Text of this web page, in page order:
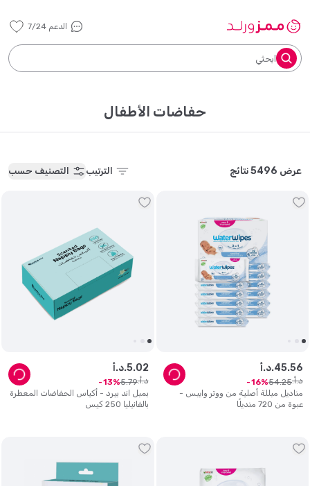
الدعم 7/24
ابحثي
حفاضات الأطفال
عرض 5496 نتائج الترتيب التصنيف حسب
مناديل مبللة أصلية من ووتر وايبس -
عبوة من 720 منديلًا
د.أ.45.56
د.أ. 54.25
16
بمبل اند بيرد - أكياس الحفاضات المعطرة
بالفانيليا 250 كيس
د.أ.5.02
د.أ. 5.79
13